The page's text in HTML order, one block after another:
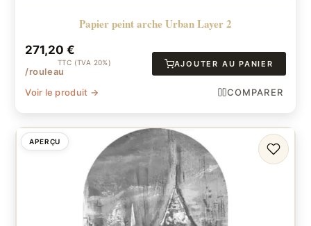
Papier peint arche Urban Layer 2
271,20€
TTC (TVA 20%)
/rouleau
AJOUTER AU PANIER
Voir le produit → COMPARER
APERÇU